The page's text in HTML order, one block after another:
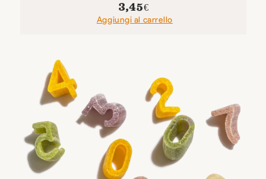
3,45€
Aggiungi al carrello